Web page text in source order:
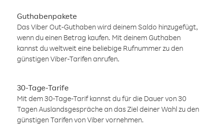
Guthabenpakete
Das Viber Out-Guthaben wird deinem Saldo hinzugefügt,
wenn du einen Betrag kaufen. Mit deinem Guthaben
kannst du weltweit eine beliebige Rufnummer zu den
günstigen Viber-Tarifen anrufen.
30-Tage-Tarife
Mit dem 30-Tage-Tarif kannst du für die Dauer von 30
Tagen Auslandsgespräche an das Ziel deiner Wahl zu den
günstigen Tarifen von Viber vornehmen.